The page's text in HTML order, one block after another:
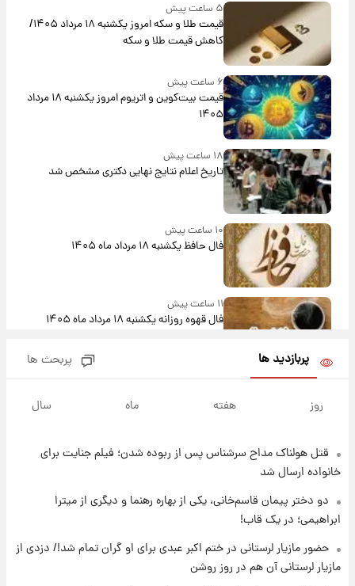
۵ ساعت پیش
قیمت طلا و سکه امروز یکشنبه ۱۸ مرداد ۱۴۰۵/
کاهش قیمت طلا و سکه
۶ ساعت پیش
قیمت بیت‌کوین و اتریوم امروز یکشنبه ۱۸ مرداد
۱۴۰۵
۱۸ ساعت پیش
تاریخ اعلام نتایج نهایی دکتری مشخص شد
۱۰ ساعت پیش
فال حافظ یکشنبه ۱۸ مرداد ماه ۱۴۰۵
۱۱ ساعت پیش
فال قهوه روزانه یکشنبه ۱۸ مرداد ماه ۱۴۰۵
۲۰ ساعت پیش
لیونل مسی عزادار شد! + جزئیات
پربازدید ها پربحث ها
روز هفته ماه سال
قتل هولناک مداح سرشناس پس از ربوده شدن؛ فیلم جنایت برای
خانواده ارسال شد
دو دختر پیمان قاسم‌خانی، یکی از بهاره رهنما و دیگری از میترا
ابراهیمی؛ در یک قاب!
حضور مازیار لرستانی در ختم اکبر عبدی برای او گران تمام شد!/ دزدی از
مازیار لرستانی آن هم در روز روشن